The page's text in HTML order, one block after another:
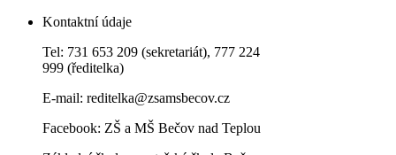
Kontaktní údaje
Tel: 731 653 209 (sekretariát), 777 224
999 (ředitelka)
E-mail: reditelka@zsamsbecov.cz
Facebook: ZŠ a MŠ Bečov nad Teplou